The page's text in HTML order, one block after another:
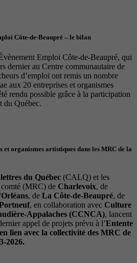
Côte-de-Beaupré – le bilan
Emploi Côte-de-Beaupré, qui
dernier au Centre communautaire de
d’emploi ont remis un nombre
aux 20 entreprises et organismes
rendu possible grâce à la participation
du Québec.
organismes artistiques dans les MRC de la
du Québec (CALQ) et les
(MRC) de Charlevoix, de
, de La Côte-de-Beaupré, de
, en collaboration avec Culture
Appalaches (CCNCA), lancent
appel de projets prévu à l’Entente
lien avec la collectivité des MRC de
2026.